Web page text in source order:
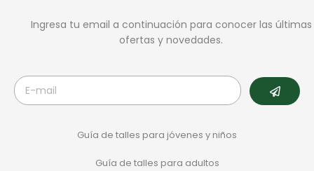
Ingresa tu email a continuación para conocer las últimas
ofertas y novedades.
Guía de talles para jóvenes y niños
Guía de talles para adultos